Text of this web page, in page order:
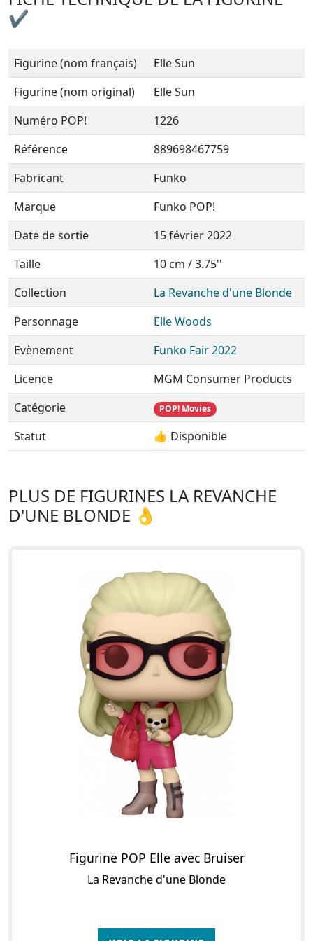
✔
Figurine (nom français)
Elle Sun
Figurine (nom original)
Elle Sun
Numéro POP!
1226
Référence
889698467759
Fabricant
Funko
Marque
Funko POP!
Date de sortie
15 février 2022
Taille
10 cm / 3.75''
Collection
La Revanche d'une Blonde
Personnage
Elle Woods
Evènement
Funko Fair 2022
Licence
MGM Consumer Products
Catégorie
POP! Movies
Statut 👍 Disponible
PLUS DE FIGURINES LA REVANCHE
D'UNE BLONDE 👌
Figurine POP Elle avec Bruiser
La Revanche d'une Blonde